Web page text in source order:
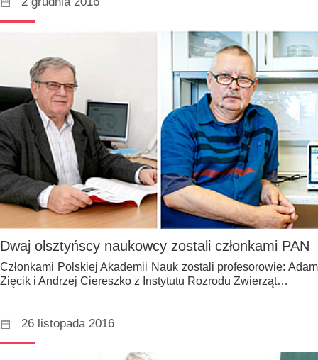
Dwaj olsztyńscy naukowcy zostali członkami PAN
Członkami Polskiej Akademii Nauk zostali profesorowie: Adam
Zięcik i Andrzej Ciereszko z Instytutu Rozrodu Zwierząt…
26 listopada 2016